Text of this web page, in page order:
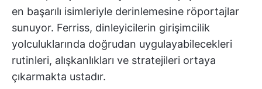
en başarılı isimleriyle derinlemesine röportajlar
sunuyor. Ferriss, dinleyicilerin girişimcilik
yolculuklarında doğrudan uygulayabilecekleri
rutinleri, alışkanlıkları ve stratejileri ortaya
çıkarmakta ustadır.